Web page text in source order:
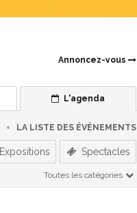
Annoncez-vous
L'agenda
LA LISTE DES ÉVÉNEMENTS
Expositions Spectacles
Toutes les catégories